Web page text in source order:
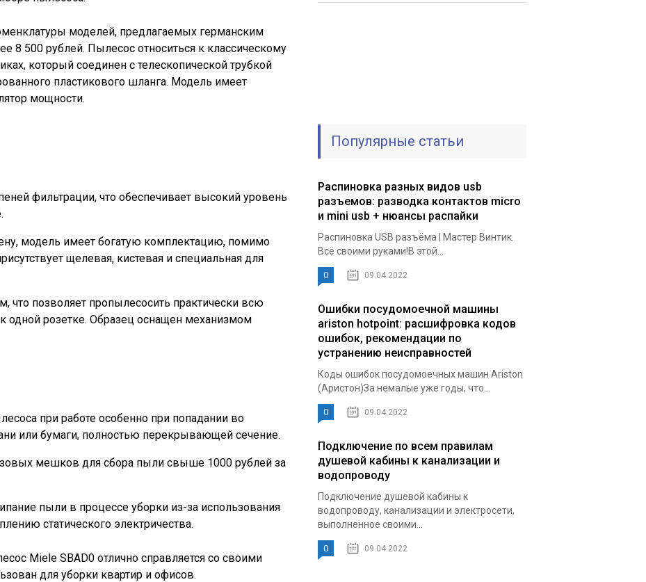
моделей, предлагаемых германским
8 500 рублей. Пылесос относиться к классическому
который соединен с телескопической трубкой
пластикового шланга. Модель имеет
мощности.
фильтрации, что обеспечивает высокий уровень
модель имеет богатую комплектацию, помимо
щелевая, кистевая и специальная для
что позволяет пропылесосить практически всю
одной розетке. Образец оснащен механизмом
при работе особенно при попадании во
или бумаги, полностью перекрывающей сечение.
мешков для сбора пыли свыше 1000 рублей за
пыли в процессе уборки из-за использования
статического электричества.
Miele SBAD0 отлично справляется со своими
для уборки квартир и офисов.
Популярные статьи
Распиновка разных видов usb
разъемов: разводка контактов micro
и mini usb + нюансы распайки
Распиновка USB разъёма | Мастер Винтик.
Всё своими руками!В этой...
0 09.04.2022
Ошибки посудомоечной машины
ariston hotpoint: расшифровка кодов
ошибок, рекомендации по
устранению неисправностей
Коды ошибок посудомоечных машин Ariston
(Аристон)За немалые уже годы, что...
0 09.04.2022
Подключение по всем правилам
душевой кабины к канализации и
водопроводу
Подключение душевой кабины к
водопроводу, канализации и электросети,
выполненное своими...
0 09.04.2022